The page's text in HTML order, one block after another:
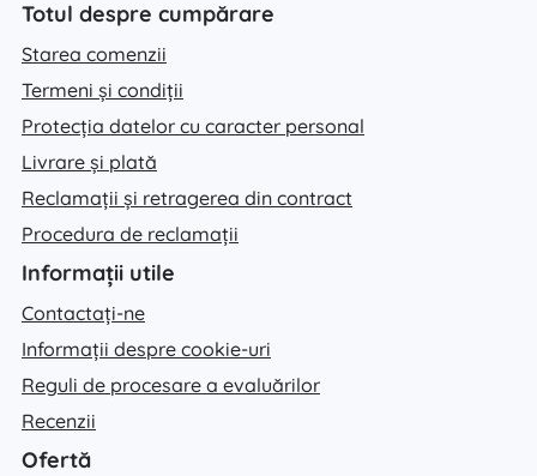
Totul despre cumpărare
Starea comenzii
Termeni și condiții
Protecția datelor cu caracter personal
Livrare și plată
Reclamații și retragerea din contract
Procedura de reclamații
Informații utile
Contactați-ne
Informații despre cookie-uri
Reguli de procesare a evaluărilor
Recenzii
Ofertă